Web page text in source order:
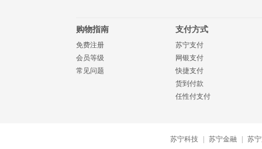
购物指南
免费注册
会员等级
常见问题
支付方式
苏宁支付
网银支付
快捷支付
货到付款
任性付支付
苏宁科技 苏宁金融
苏